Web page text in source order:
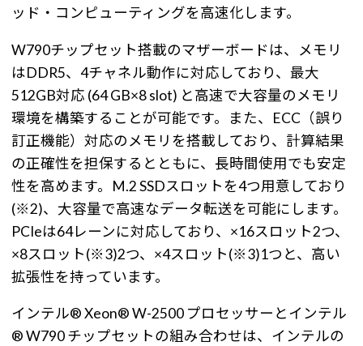
ッド・コンピューティングを高速化します。
W790チップセット搭載のマザーボードは、メモリ
はDDR5、4チャネル動作に対応しており、最大
512GB対応 (64 GB×8 slot) と高速で大容量のメモリ
環境を構築することが可能です。また、ECC（誤り
訂正機能）対応のメモリを搭載しており、計算結果
の正確性を担保するとともに、長時間使用でも安定
性を高めます。M.2 SSDスロットを4つ用意しており
(※2)、大容量で高速なデータ転送を可能にします。
PCIeは64レーンに対応しており、×16スロット2つ、
×8スロット(※3)2つ、×4スロット(※3)1つと、高い
拡張性を持っています。
インテル® Xeon® W-2500 プロセッサーとインテル
® W790 チップセットの組み合わせは、インテルの